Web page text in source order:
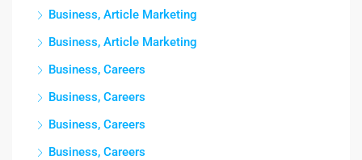
Business, Article Marketing
Business, Article Marketing
Business, Careers
Business, Careers
Business, Careers
Business, Careers